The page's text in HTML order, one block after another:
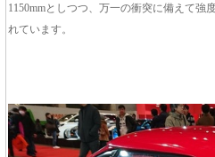
1150mmとしつつ、万一の衝突に備えて強
れています。